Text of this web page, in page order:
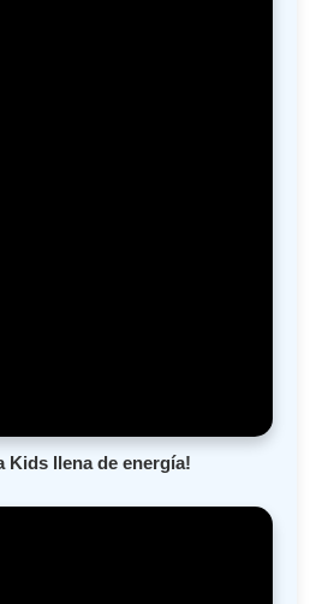
Kids llena de energía!